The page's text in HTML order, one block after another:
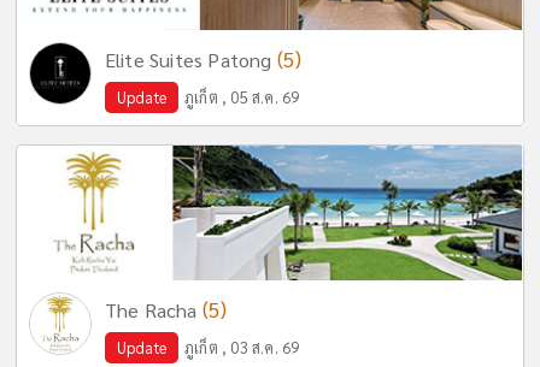
Elite Suites Patong (5)
Update ภูเก็ต , 05 ส.ค. 69
The Racha (5)
Update ภูเก็ต , 03 ส.ค. 69